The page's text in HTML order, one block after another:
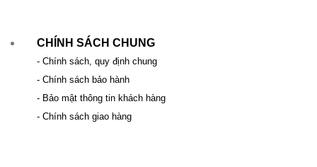
CHÍNH SÁCH CHUNG
- Chính sách, quy định chung
- Chính sách bảo hành
- Bảo mật thông tin khách hàng
- Chính sách giao hàng